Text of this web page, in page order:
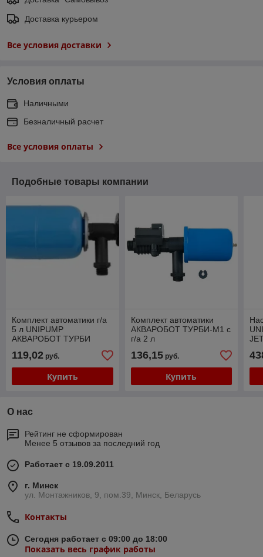
Доставка курьером
Все условия доставки
Условия оплаты
Наличными
Безналичный расчет
Все условия оплаты
Подобные товары компании
Комплект автоматики г/а
5 л UNIPUMP
АКВАРОБОТ ТУРБИ
119,02 руб.
Купить
Комплект автоматики
АКВАРОБОТ ТУРБИ-М1 с
г/а 2 л
136,15руб.
Купить
О нас
Рейтинг не сформирован
Менее 5 отзывов за последний год
Работает с 19.09.2011
г. Минск
ул. Монтажников, 9, пом.39, Минск, Беларусь
Контакты
Сегодня работает с 09:00 до 18:00
Показать весь график работы